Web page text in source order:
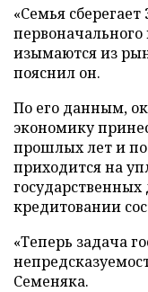
«Семья
изымаются из
пояснил он.
По его данным,
экономику
прошлых лет и по
приходится на
кредитовании
«Теперь задача
Семеняка.